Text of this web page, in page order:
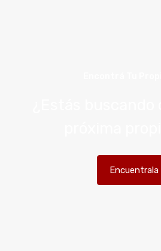
Encuentrala